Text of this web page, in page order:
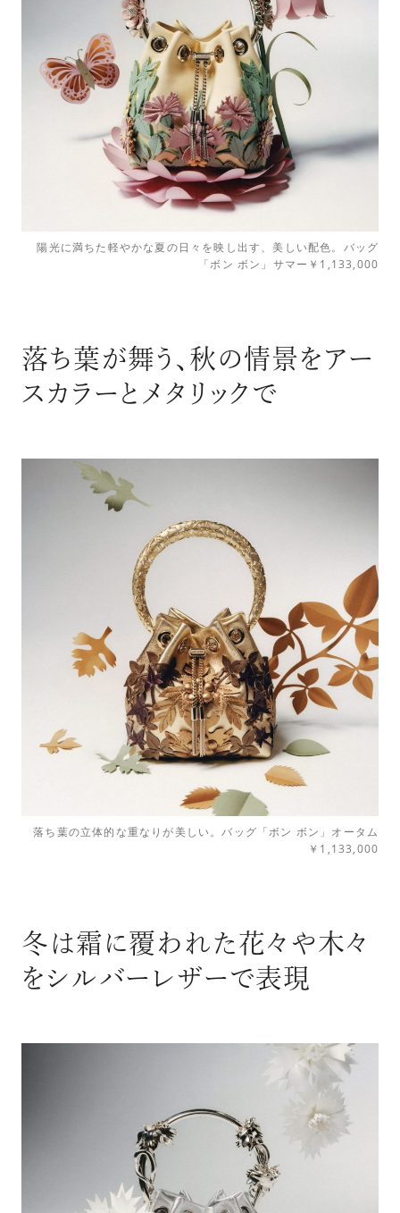
陽光に満ちた軽やかな夏の日々を映し出す、美しい配色。バッグ
「ボン ボン」サマー￥1,133,000
落ち葉が舞う、秋の情景をアー
スカラーとメタリックで
落ち葉の立体的な重なりが美しい。バッグ「ボン ボン」オータム
￥1,133,000
冬は霜に覆われた花々や木々
をシルバーレザーで表現